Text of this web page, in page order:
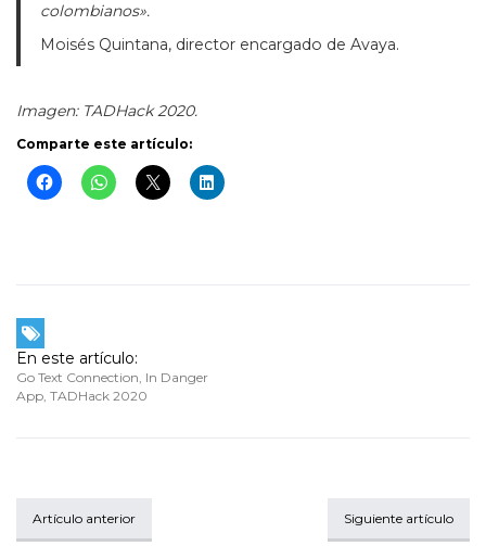
colombianos».
Moisés Quintana, director encargado de Avaya.
Imagen: TADHack 2020.
Comparte este artículo:
En este artículo:
Go Text Connection In Danger
App TADHack 2020
Artículo anterior Siguiente artículo